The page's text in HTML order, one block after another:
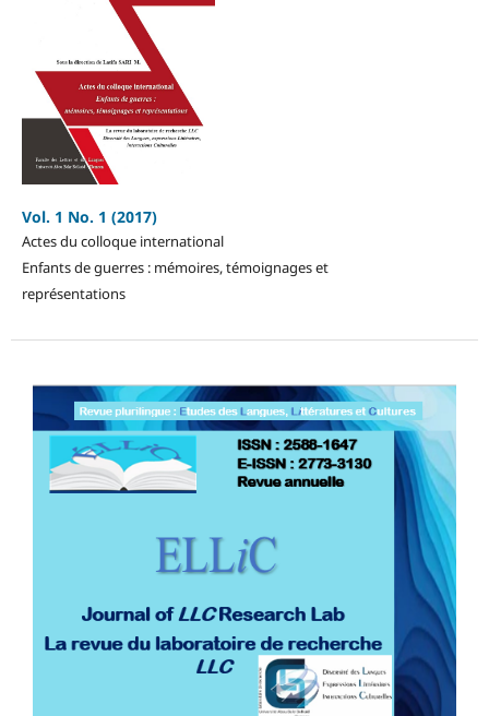
Vol. 1 No. 1 (2017)
Actes du colloque international
Enfants de guerres : mémoires, témoignages et
représentations